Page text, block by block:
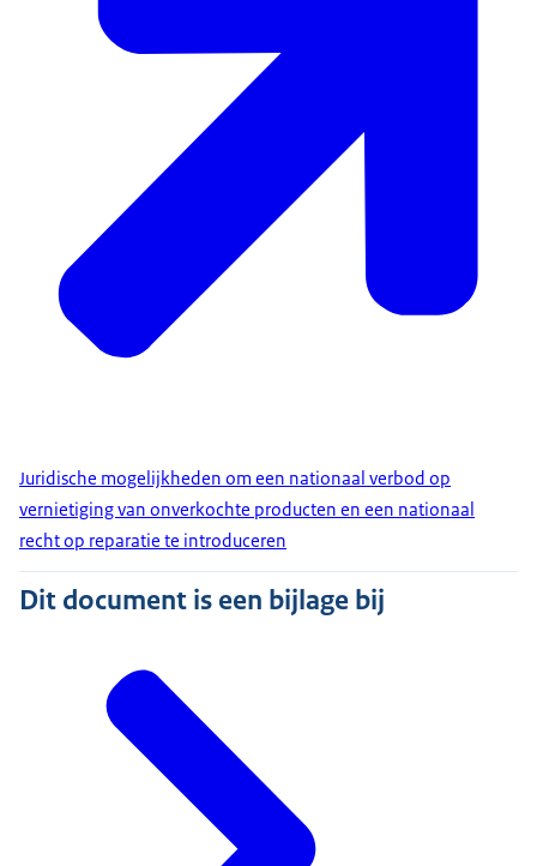
Juridische mogelijkheden om een nationaal verbod op
vernietiging van onverkochte producten en een nationaal
recht op reparatie te introduceren
Dit document is een bijlage bij